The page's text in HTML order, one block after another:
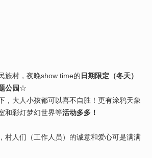
族村，夜晚show time的日期限定（冬天）
公园☆
，大人小孩都可以喜不自胜！更有涂鸦天象
和彩灯梦幻世界等活动多多！
村人们（工作人员）的诚意和爱心可是满满